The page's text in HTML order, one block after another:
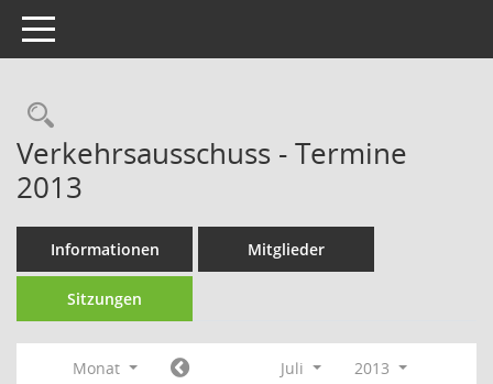
Toggle navigation
Rechercheauswahl
Verkehrsausschuss - Termine
2013
Informationen Mitglieder
Sitzungen
Monat Juli
2013